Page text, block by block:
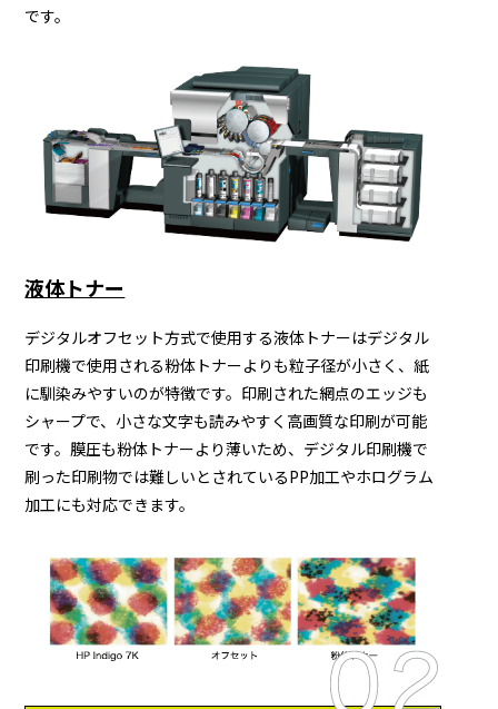
です。
液体トナー
デジタルオフセット方式で使用する液体トナーはデジタル
印刷機で使用される粉体トナーよりも粒子径が小さく、紙
に馴染みやすいのが特徴です。印刷された網点のエッジも
シャープで、小さな文字も読みやすく高画質な印刷が可能
です。膜圧も粉体トナーより薄いため、デジタル印刷機で
刷った印刷物では難しいとされているPP加工やホログラム
加工にも対応できます。